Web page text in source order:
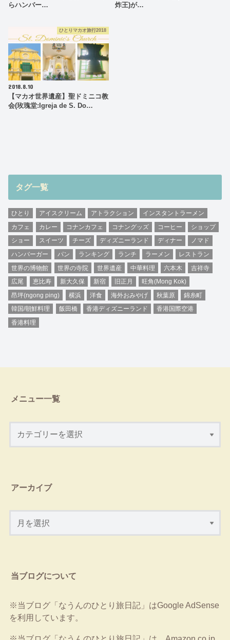
らハンバー…
炸王)が…
ひとりマカオ旅行2018
2018.8.10
【マカオ世界遺産】聖ドミニコ教
会(玫瑰堂:Igreja de S. Do…
タグ一覧
ひとり アイスクリーム アトラクション
インスタントラーメン
カフェ
カレー コナンカフェ コナングッズ コーヒー
ショップ
ショー
スイーツ チーズ ディズニーランド ディナー
ノマド
ハンバーガー
パン ランキング ランチ ラーメン
レストラン
世界の博物館
世界の寺院 世界遺産 中華料理 六本木
吉祥寺
広尾
恵比寿 新大久保 新宿 旧正月
旺角(Mong Kok)
昂坪(ngong ping)
横浜 洋食 海外おみやげ 秋葉原
錦糸町
韓国/朝鮮料理
飯田橋 香港ディズニーランド
香港国際空港
香港料理
メニュー一覧
アーカイブ
当ブログについて
※当ブログ「なうんのひとり旅日記」はGoogle AdSense
を利用しています。